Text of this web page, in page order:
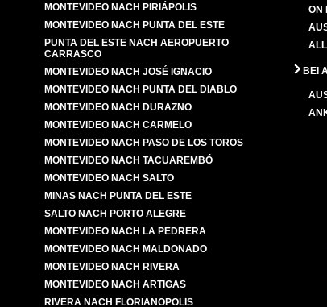
MONTEVIDEO NACH PIRIÁPOLIS
MONTEVIDEO NACH PUNTA DEL ESTE
PUNTA DEL ESTE NACH AEROPUERTO
CARRASCO
MONTEVIDEO NACH JOSÉ IGNACIO
MONTEVIDEO NACH PUNTA DEL DIABLO
MONTEVIDEO NACH DURAZNO
MONTEVIDEO NACH CARMELO
MONTEVIDEO NACH PASO DE LOS TOROS
MONTEVIDEO NACH TACUAREMBÓ
MONTEVIDEO NACH SALTO
MINAS NACH PUNTA DEL ESTE
SALTO NACH PORTO ALEGRE
MONTEVIDEO NACH LA PEDRERA
MONTEVIDEO NACH MALDONADO
MONTEVIDEO NACH RIVERA
MONTEVIDEO NACH ARTIGAS
RIVERA NACH FLORIANOPOLIS
ON
BEI